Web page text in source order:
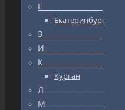
Е_________________
Екатеринбург
З_________________
И_________________
К_________________
Курган
Л_________________
М_________________